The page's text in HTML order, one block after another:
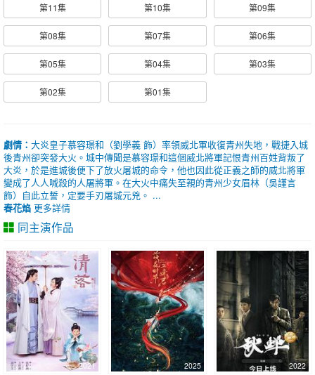
第11集 第10集 第09集
第08集 第07集 第06集
第05集 第04集 第03集
第02集 第01集
劇情： 大炎皇子慕容璟和（劉學義 飾）率領威北軍收復青州失地，戰捷入城
後青州卻突發大火。城中傳聞是慕容璟和這個威北將軍記恨青州百姓背叛了
大炎，於是進城後便下了放火屠城的命令，他也因此從正義之師的威北將軍
變成了人人喊殺的人屠將軍。在大火中痛失至親的青州少女眉林（吳謹言
飾）自此立誓，定要手刃屠城元兇。 ...
春花焰 更多詳情
同主演作品
2021 2025 2022